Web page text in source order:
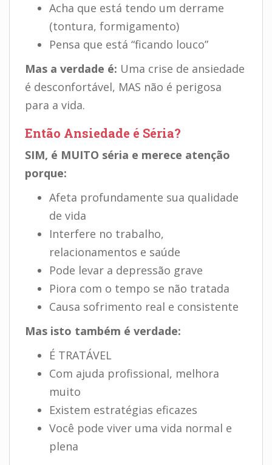
Acha que está tendo um derrame
(tontura, formigamento)
Pensa que está “ficando louco”
Mas a verdade é: Uma crise de ansiedade
é desconfortável, MAS não é perigosa
para a vida.
Então Ansiedade é Séria?
SIM, é MUITO séria e merece atenção
porque:
Afeta profundamente sua qualidade
de vida
Interfere no trabalho,
relacionamentos e saúde
Pode levar a depressão grave
Piora com o tempo se não tratada
Causa sofrimento real e consistente
Mas isto também é verdade:
É TRATÁVEL
Com ajuda profissional, melhora
muito
Existem estratégias eficazes
Você pode viver uma vida normal e
plena